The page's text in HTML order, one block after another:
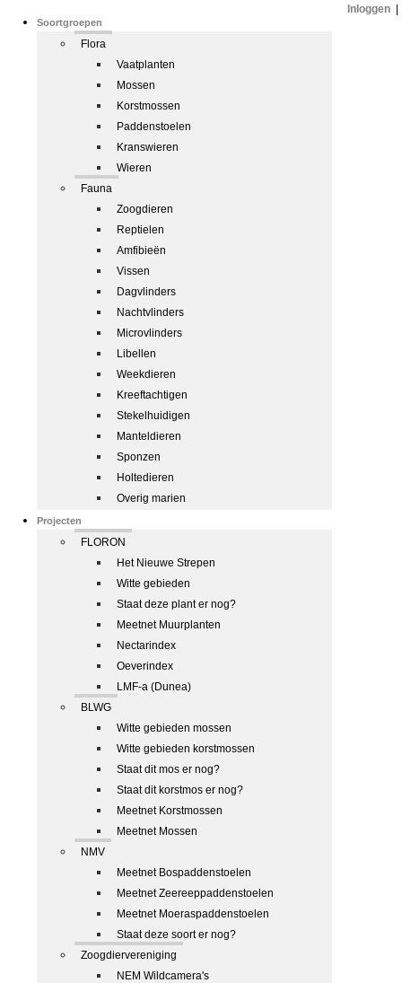
Soortgroepen
Flora
Vaatplanten
Mossen
Korstmossen
Paddenstoelen
Kranswieren
Wieren
Fauna
Zoogdieren
Reptielen
Amfibieën
Vissen
Dagvlinders
Nachtvlinders
Microvlinders
Libellen
Weekdieren
Kreeftachtigen
Stekelhuidigen
Manteldieren
Sponzen
Holtedieren
Overig marien
Projecten
FLORON
Het Nieuwe Strepen
Witte gebieden
Staat deze plant er nog?
Meetnet Muurplanten
Nectarindex
Oeverindex
LMF-a (Dunea)
BLWG
Witte gebieden mossen
Witte gebieden korstmossen
Staat dit mos er nog?
Staat dit korstmos er nog?
Meetnet Korstmossen
Meetnet Mossen
NMV
Meetnet Bospaddenstoelen
Meetnet Zeereeppaddenstoelen
Meetnet Moeraspaddenstoelen
Staat deze soort er nog?
Zoogdiervereniging
NEM Wildcamera's
Inloggen